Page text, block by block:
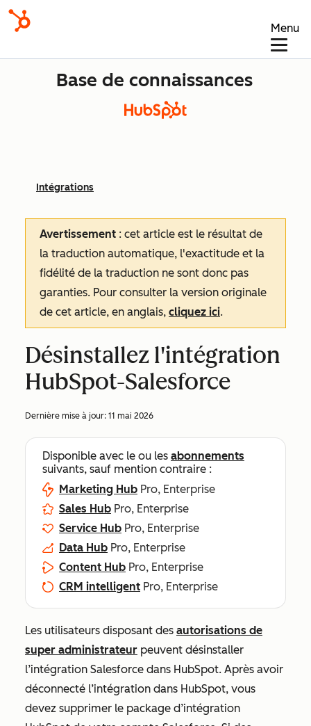
Menu
Base de connaissances
Intégrations
Avertissement : cet article est le résultat de
la traduction automatique, l'exactitude et la
fidélité de la traduction ne sont donc pas
garanties. Pour consulter la version originale
de cet article, en anglais, cliquez ici.
Désinstallez l'intégration
HubSpot-Salesforce
Dernière mise à jour: 11 mai 2026
Disponible avec le ou les abonnements
suivants, sauf mention contraire :
Marketing Hub Pro, Enterprise
Sales Hub Pro, Enterprise
Service Hub Pro, Enterprise
Data Hub Pro, Enterprise
Content Hub Pro, Enterprise
CRM intelligent Pro, Enterprise
Les utilisateurs disposant des autorisations de
super administrateur peuvent désinstaller
l’intégration Salesforce dans HubSpot. Après avoir
déconnecté l’intégration dans HubSpot, vous
devez supprimer le package d’intégration